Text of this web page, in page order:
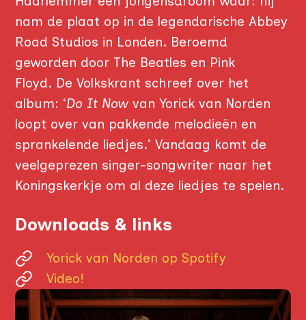
OP DE TÔFFEL
FOTO'S
PROGRAMMA
INFORMATIE
SPONSORS
nam de plaat op in de legendarische Abbey
Road Studios in Londen. Beroemd
geworden door The Beatles en Pink
Floyd. De Volkskrant schreef over het
album: ‘Do It Nowvan Yorick van Norden
loopt over van pakkende melodieën en
sprankelende liedjes.’ Vandaag komt de
veelgeprezen singer-songwriter naar het
Koningskerkje om al deze liedjes te spelen.
Downloads & links
Yorick van Norden op Spotify
Video!